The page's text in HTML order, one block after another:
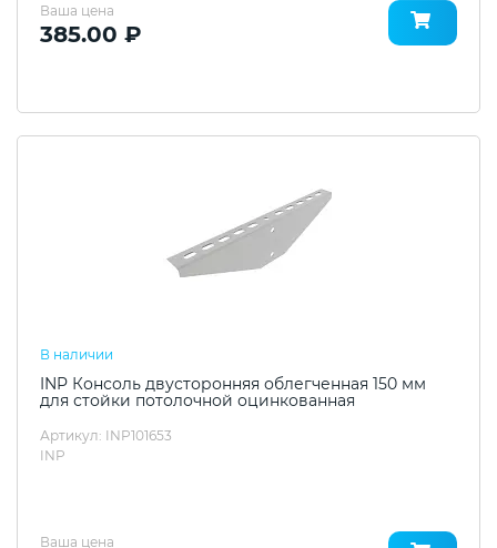
Ваша цена
385.00 ₽
В наличии
INP Консоль двусторонняя облегченная 150 мм
для стойки потолочной оцинкованная
Артикул: INP101653
INP
Ваша цена